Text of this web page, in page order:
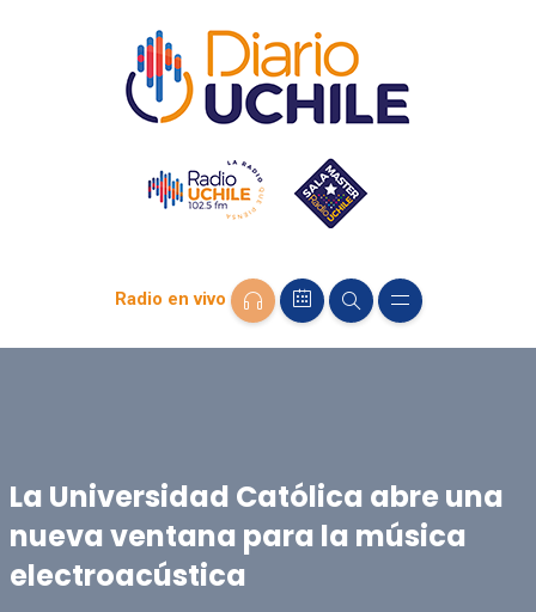
Radio en vivo
La Universidad Católica abre una
nueva ventana para la música
electroacústica